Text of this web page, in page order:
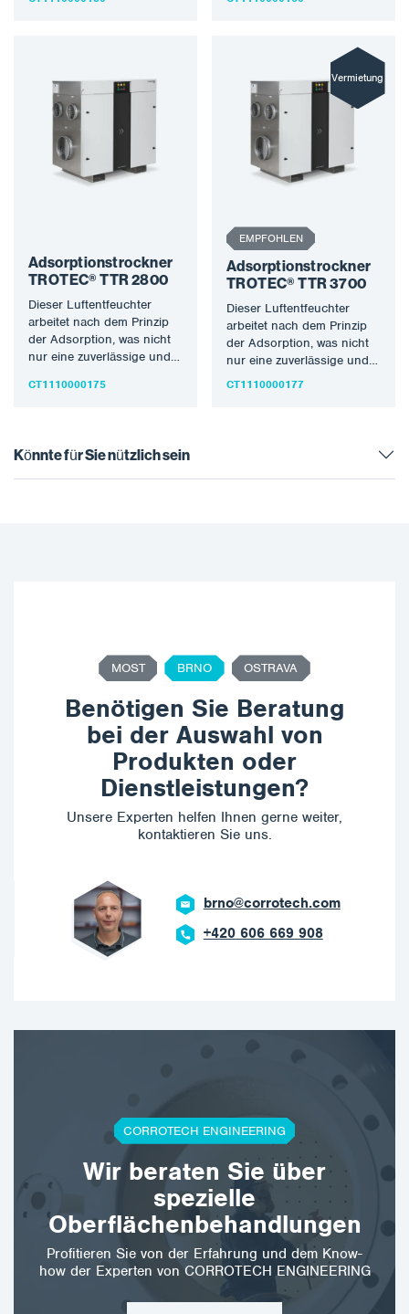
Adsorptionstrockner
TROTEC® TTR 2800
Dieser Luftentfeuchter
arbeitet nach dem Prinzip
der Adsorption, was nicht
nur eine zuverlässige und
Entfeuchtungsleistung
CT1110000175
EMPFOHLEN
Vermietung
Adsorptionstrockner
TROTEC® TTR 3700
Dieser Luftentfeuchter
arbeitet nach dem Prinzip
der Adsorption, was nicht
nur eine zuverlässige und
hohe
CT1110000177
Könnte für Sie nützlich sein
MOST BRNO OSTRAVA
Benötigen Sie Beratung
bei der Auswahl von
Produkten oder
Dienstleistungen?
Unsere Experten helfen Ihnen gerne weiter,
kontaktieren Sie uns.
brno@corrotech.com
+420 606 669 908
CORROTECH ENGINEERING
Wir beraten Sie über
spezielle
Oberflächenbehandlungen
Profitieren Sie von der Erfahrung und dem Know-
how der Experten von CORROTECH ENGINEERING